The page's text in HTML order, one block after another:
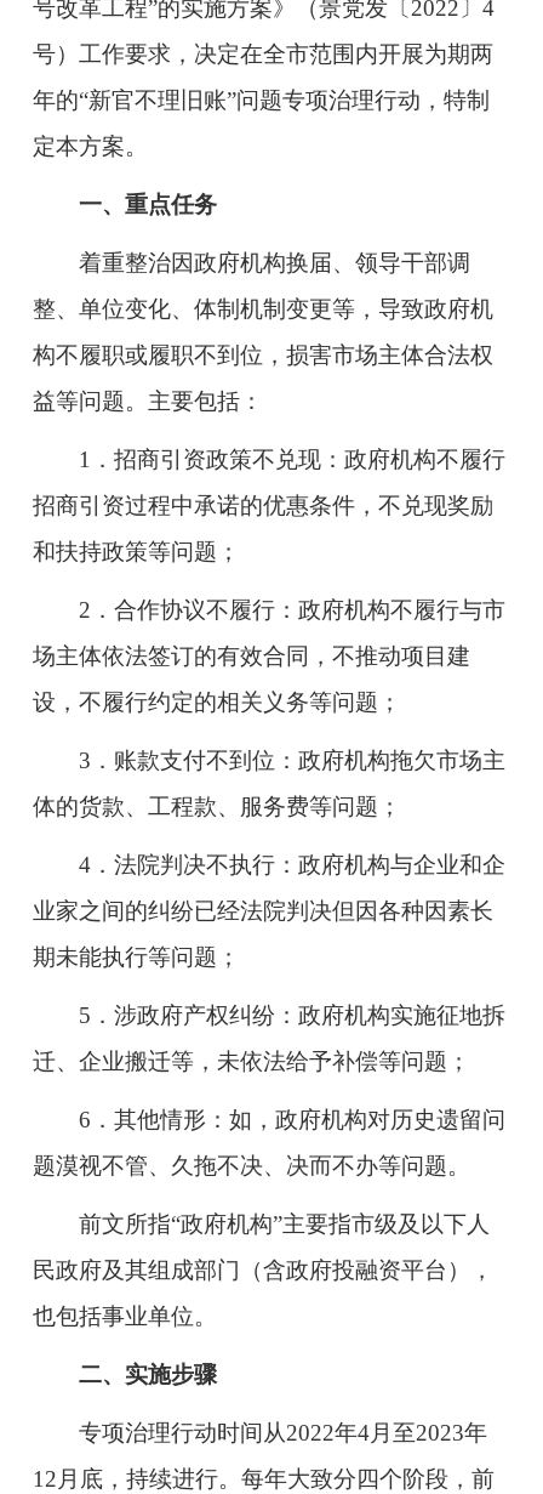
号改革工程”的实施方案》（景党发〔2022〕4
号）工作要求，决定在全市范围内开展为期两
年的“新官不理旧账”问题专项治理行动，特制
定本方案。
一、重点任务
着重整治因政府机构换届、领导干部调
整、单位变化、体制机制变更等，导致政府机
构不履职或履职不到位，损害市场主体合法权
益等问题。主要包括：
1．招商引资政策不兑现：政府机构不履行
招商引资过程中承诺的优惠条件，不兑现奖励
和扶持政策等问题；
2．合作协议不履行：政府机构不履行与市
场主体依法签订的有效合同，不推动项目建
设，不履行约定的相关义务等问题；
3．账款支付不到位：政府机构拖欠市场主
体的货款、工程款、服务费等问题；
4．法院判决不执行：政府机构与企业和企
业家之间的纠纷已经法院判决但因各种因素长
期未能执行等问题；
5．涉政府产权纠纷：政府机构实施征地拆
迁、企业搬迁等，未依法给予补偿等问题；
6．其他情形：如，政府机构对历史遗留问
题漠视不管、久拖不决、决而不办等问题。
前文所指“政府机构”主要指市级及以下人
民政府及其组成部门（含政府投融资平台），
也包括事业单位。
二、实施步骤
专项治理行动时间从2022年4月至2023年
12月底，持续进行。每年大致分四个阶段，前